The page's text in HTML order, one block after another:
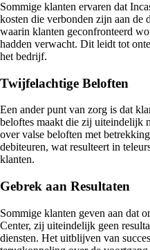
Sommige klanten ervaren dat
kosten die verbonden zijn aan de
waarin klanten geconfronteerd
hadden verwacht. Dit leidt tot
het bedrijf.
Twijfelachtige Beloften
Een ander punt van zorg is dat
beloftes maakt die zij uiteindelijk
over valse beloften met
debiteuren, wat resulteert in
klanten.
Gebrek aan Resultaten
Sommige klanten geven aan dat
Center, zij uiteindelijk geen
diensten. Het uitblijven van